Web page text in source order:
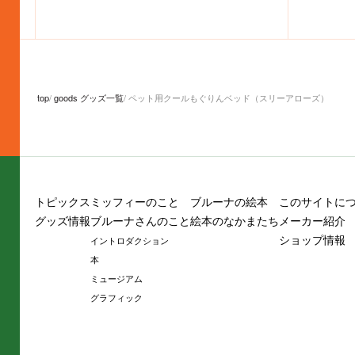
top goods グッズ一覧 ペット用クールもぐりんベッド（スリーアローズ）
トピックス
グッズ情報
ミッフィーのこと
ブルーナさんのこと
イントロダクション
本
ミュージアム
グラフィック
ブルーナの絵本
絵本のなかまたち
このサイトに
メーカー紹介
ショップ情報